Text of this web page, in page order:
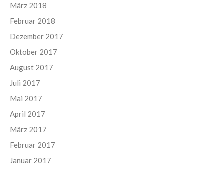
März 2018
Februar 2018
Dezember 2017
Oktober 2017
August 2017
Juli 2017
Mai 2017
April 2017
März 2017
Februar 2017
Januar 2017